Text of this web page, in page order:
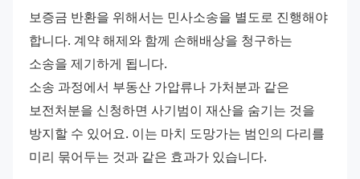
보증금 반환을 위해서는 민사소송을 별도로 진행해야
합니다. 계약 해제와 함께 손해배상을 청구하는
소송을 제기하게 됩니다.
소송 과정에서 부동산 가압류나 가처분과 같은
보전처분을 신청하면 사기범이 재산을 숨기는 것을
방지할 수 있어요. 이는 마치 도망가는 범인의 다리를
미리 묶어두는 것과 같은 효과가 있습니다.